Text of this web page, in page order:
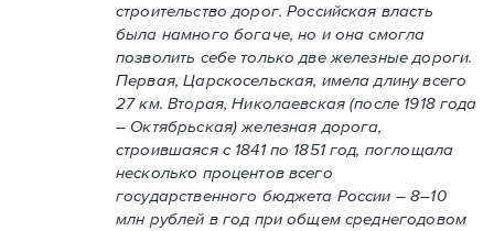
строительство дорог. Российская власть
была намного богаче, но и она смогла
позволить себе только две железные дороги.
Первая, Царскосельская, имела длину всего
27 км. Вторая, Николаевская (после 1918 года
– Октябрьская) железная дорога,
строившаяся с 1841 по 1851 год, поглощала
несколько процентов всего
государственного бюджета России – 8–10
млн рублей в год при общем среднегодовом